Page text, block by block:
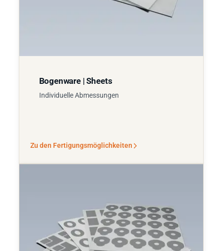
Bogenware | Sheets
Individuelle Abmessungen
Zu den Fertigungsmöglichkeiten